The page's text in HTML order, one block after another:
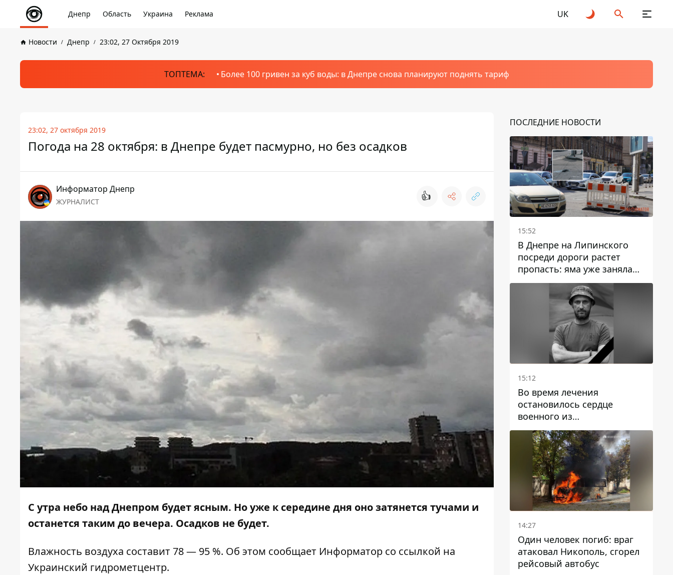
Днепр Область Украина Реклама UK
Новости Днепр 23:02, 27 Октября 2019
ТОПТЕМА: Более 100 гривен за куб воды: в Днепре снова планируют поднять тариф
23:02, 27 октября 2019
Погода на 28 октября: в Днепре будет пасмурно, но без осадков
Информатор Днепр
ЖУРНАЛИСТ 👍
С утра небо над Днепром будет ясным. Но уже к середине дня оно затянется тучами и
останется таким до вечера. Осадков не будет.
Влажность воздуха составит 78 — 95 %. Об этом сообщает Информатор со ссылкой на
Украинский гидрометцентр.
ПОСЛЕДНИЕ НОВОСТИ
15:52
В Днепре на Липинского
посреди дороги растет
пропасть: яма уже заняла
полосу движения
15:12
Во время лечения
остановилось сердце
военного из
Днепропетровской области
Ростислава Лупашко
14:27
Один человек погиб: враг
атаковал Никополь, сгорел
рейсовый автобус